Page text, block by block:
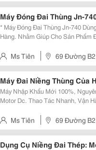
Máy Đóng Đai Thùng Jn-
* Máy Đóng Đai Thùng Jn-740
Hàng. Nhằm Giúp Cho Sản
Ms Tiên 69 Đường B2
Máy Đai Niềng Thùng Của
Máy Nhập Khẩu Mới 100%, Nguyên Đai Nguyên
Motor Dc. Thao Tác Nhanh, Vận Hành Đơn Giản. Phương Thức Đai Niềng:
Dày/Mỏng Của Dây
Ms Tiên 69 Đường B2
Dụng Cụ Niềng Đai Thép: